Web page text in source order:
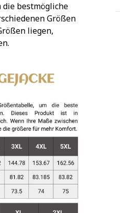
bestmögliche
Größen
liegen,